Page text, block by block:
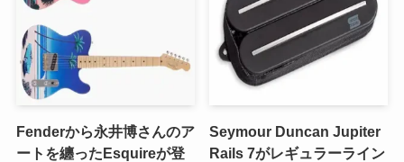
Fenderから永井博さんのア
ートを纏ったEsquireが登
Seymour Duncan Jupiter
Rails 7がレギュラーライン